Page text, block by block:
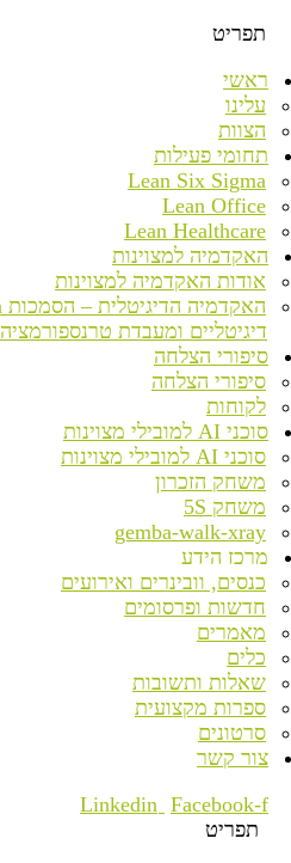
תפריט
ראשי
עלינו
הצוות
תחומי פעילות
Lean Six Sigma
Lean Office
Lean Healthcare
האקדמיה למצוינות
אודות האקדמיה למצוינות
דיגיטליים ומעבדת טרנספורמציה
סיפורי הצלחה
סיפורי הצלחה
לקוחות
סוכני AI למובילי מצוינות
סוכני AI למובילי מצוינות
משחק הזכרון
משחק 5S
gemba-walk-xray
מרכז הידע
כנסים, וובינרים ואירועים
חדשות ופרסומים
מאמרים
כלים
שאלות ותשובות
ספרות מקצועית
סרטונים
צור קשר
Linkedin Facebook-f
תפריט